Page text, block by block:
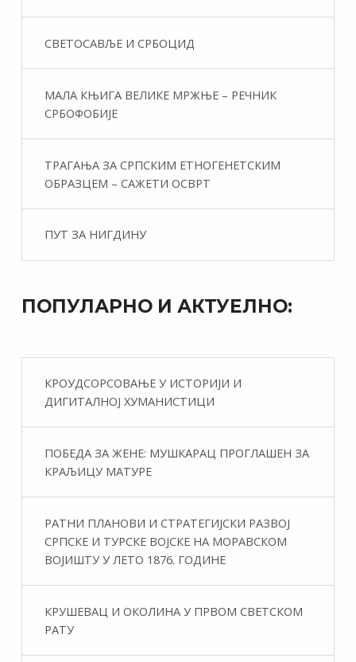
СВЕТОСАВЉЕ И СРБОЦИД
МАЛА КЊИГА ВЕЛИКЕ МРЖЊЕ – РЕЧНИК
СРБОФОБИЈЕ
ТРАГАЊА ЗА СРПСКИМ ЕТНОГЕНЕТСКИМ
ОБРАЗЦЕМ – САЖЕТИ ОСВРТ
ПУТ ЗА НИГДИНУ
ПОПУЛАРНО И АКТУЕЛНО:
КРОУДСОРСОВАЊЕ У ИСТОРИЈИ И
ДИГИТАЛНОЈ ХУМАНИСТИЦИ
ПОБЕДА ЗА ЖЕНЕ: МУШКАРАЦ ПРОГЛАШЕН ЗА
КРАЉИЦУ МАТУРЕ
РАТНИ ПЛАНОВИ И СТРАТЕГИЈСКИ РАЗВОЈ
СРПСКЕ И ТУРСКЕ ВОЈСКЕ НА МОРАВСКОМ
ВОЈИШТУ У ЛЕТО 1876. ГОДИНЕ
КРУШЕВАЦ И ОКОЛИНА У ПРВОМ СВЕТСКОМ
РАТУ